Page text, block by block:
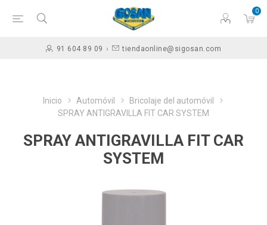
0
91 604 89 09 tiendaonline@sigosan.com
Inicio Automóvil
Bricolaje del automóvil
SPRAY ANTIGRAVILLA FIT CAR SYSTEM
SPRAY ANTIGRAVILLA FIT CAR
SYSTEM